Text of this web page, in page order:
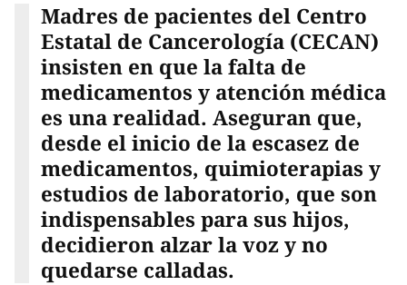
Madres de pacientes del Centro
Estatal de Cancerología (CECAN)
insisten en que la falta de
medicamentos y atención médica
es una realidad. Aseguran que,
desde el inicio de la escasez de
medicamentos, quimioterapias y
estudios de laboratorio, que son
indispensables para sus hijos,
decidieron alzar la voz y no
quedarse calladas.